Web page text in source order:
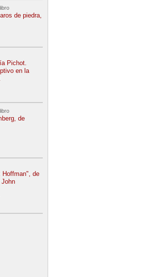
de piedra,
Pichot.
en la
de
Hoffman", de
John